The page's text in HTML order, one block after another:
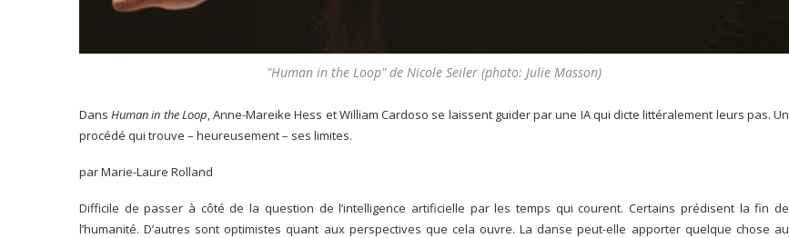
"Human in the Loop" de Nicole Seiler (photo: Julie Masson)
DansHuman in the Loop, Anne-Mareike Hess et William Cardoso se laissent guider par une IA qui dicte littéralement leurs pas. Un
procédé qui trouve – heureusement – ses limites.
par Marie-Laure Rolland
Difficile de passer à côté de la question de l’intelligence artificielle par les temps qui courent. Certains prédisent la fin de
l’humanité. D’autres sont optimistes quant aux perspectives que cela ouvre. La danse peut-elle apporter quelque chose au